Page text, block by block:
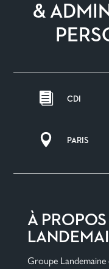
&
 CDI
 PARIS
À
Groupe Landemaine